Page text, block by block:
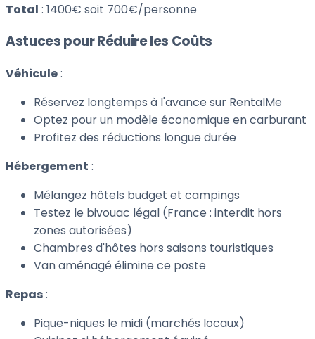
Total : 1400€ soit 700€/personne
Astuces pour Réduire les Coûts
Véhicule:
Réservez longtemps à l'avance sur RentalMe
Optez pour un modèle économique en carburant
Profitez des réductions longue durée
Hébergement :
Mélangez hôtels budget et campings
Testez le bivouac légal (France : interdit hors
zones autorisées)
Chambres d'hôtes hors saisons touristiques
Van aménagé élimine ce poste
Repas:
Pique-niques le midi (marchés locaux)